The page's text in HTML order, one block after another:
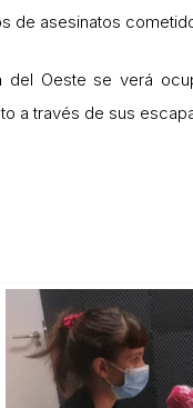
de asesinatos
del Oeste se verá
a través de sus